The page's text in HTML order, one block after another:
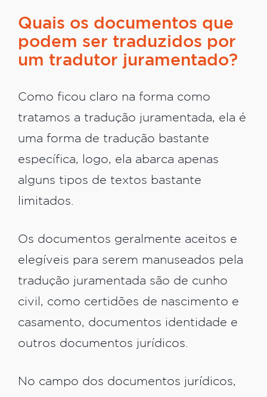
Quais os documentos que
podem ser traduzidos por
um tradutor juramentado?
Como ficou claro na forma como
tratamos a tradução juramentada, ela é
uma forma de tradução bastante
específica, logo, ela abarca apenas
alguns tipos de textos bastante
limitados.
Os documentos geralmente aceitos e
elegíveis para serem manuseados pela
tradução juramentada são de cunho
civil, como certidões de nascimento e
casamento, documentos identidade e
outros documentos jurídicos.
No campo dos documentos jurídicos,